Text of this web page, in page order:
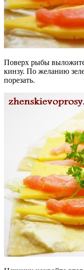
Поверх рыбы
кинзу. По желанию
порезать.